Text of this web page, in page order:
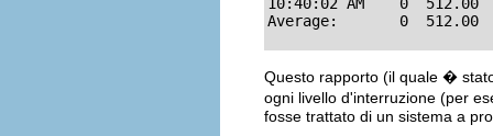
Average:       0
Questo rapporto (il quale �
ogni livello d'interruzione (per
fosse trattato di un sistema a